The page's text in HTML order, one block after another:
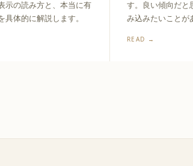
示の読み方と、本当に有
体的に解説します。
す。良い傾向だと
み込みたいことが
READ →